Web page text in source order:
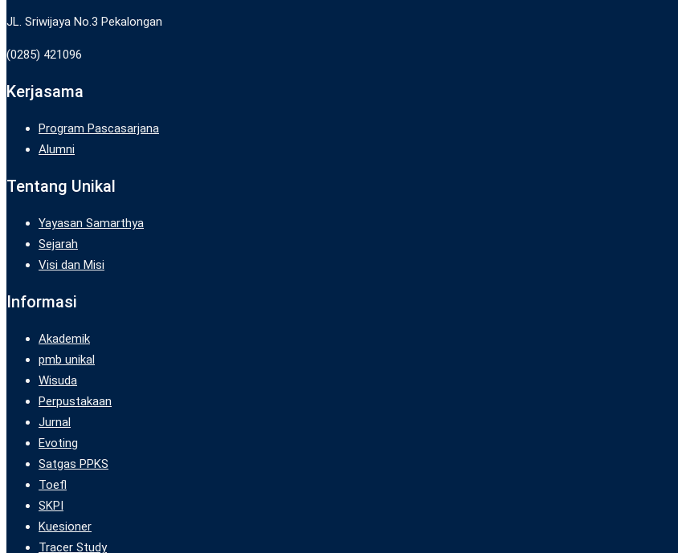
JL. Sriwijaya No.3 Pekalongan
(0285) 421096
Kerjasama
Program Pascasarjana
Alumni
Tentang Unikal
Yayasan Samarthya
Sejarah
Visi dan Misi
Informasi
Akademik
pmb unikal
Wisuda
Perpustakaan
Jurnal
Evoting
Satgas PPKS
Toefl
SKPI
Kuesioner
Tracer Study